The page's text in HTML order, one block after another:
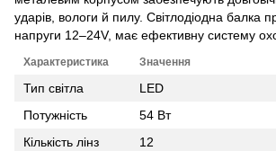
ударів, вологи й пилу. Світлодіодна балка
напруги 12–24V, має ефективну систему
Характеристика Значення
Тип світла
LED
Потужність
54 Вт
Кількість лінз
12